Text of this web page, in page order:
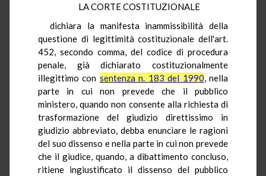
LA CORTE COSTITUZIONALE
dichiara la manifesta inammissibilità della
questione di legittimità costituzionale dell'art.
452, secondo comma, del codice di procedura
penale, già dichiarato costituzionalmente
illegittimo con sentenza n. 183 del 1990, nella
parte in cui non prevede che il pubblico
ministero, quando non consente alla richiesta di
trasformazione del giudizio direttissimo in
giudizio abbreviato, debba enunciare le ragioni
del suo dissenso e nella parte in cui non prevede
che il giudice, quando, a dibattimento concluso,
ritiene ingiustificato il dissenso del pubblico